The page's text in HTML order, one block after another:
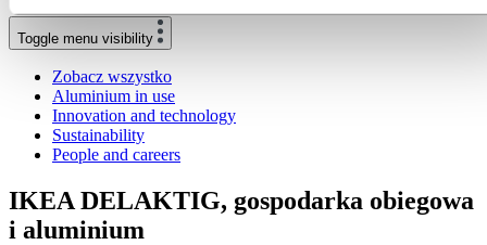
Toggle menu visibility
Zobacz wszystko
Aluminium in use
Innovation and technology
Sustainability
People and careers
IKEA DELAKTIG, gospodarka obiegowa
i aluminium